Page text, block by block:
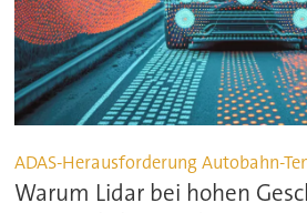
ADAS-Herausforderung Autobahn-
Warum Lidar bei hohen